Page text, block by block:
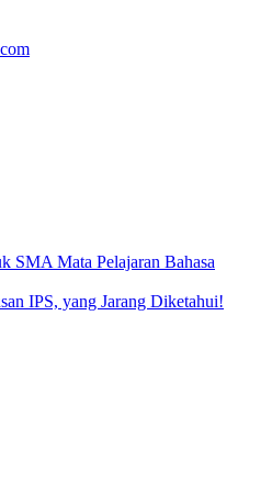
SMA Mata Pelajaran Bahasa
IPS, yang Jarang Diketahui!